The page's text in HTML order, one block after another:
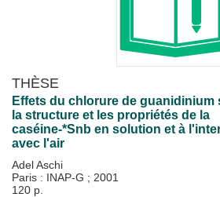
THÈSE
Effets du chlorure de guanidinium
la structure et les propriétés de la
caséine-*Snb en solution et à
avec l'air
Adel Aschi
Paris : INAP-G ; 2001
120 p.